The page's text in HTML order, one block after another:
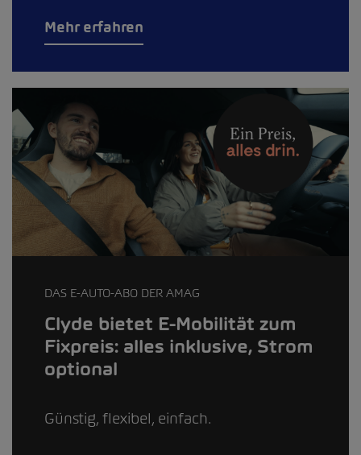
Mehr erfahren
DAS E-AUTO-ABO DER AMAG
Clyde bietet E-Mobilität zum
Fixpreis: alles inklusive, Strom
optional
Günstig, flexibel, einfach.